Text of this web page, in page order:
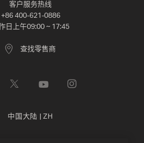
客户服务热线
+86 400-621-0886
作日上午09:00 ~ 17:45
查找零售商
中国大陆 ZH